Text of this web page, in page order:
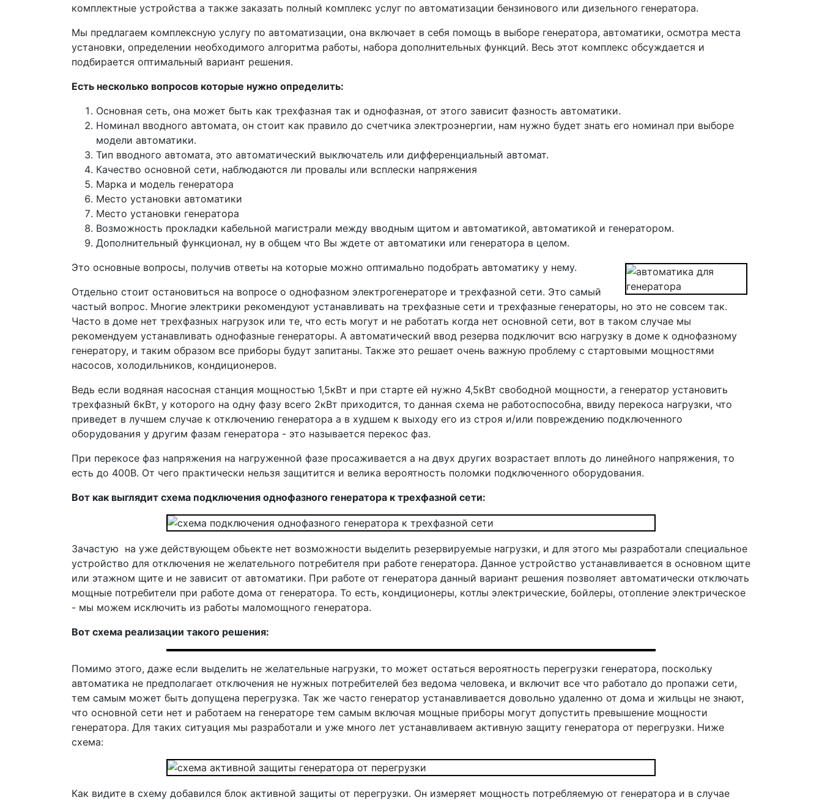
комплектные устройства а также заказать полный комплекс услуг по автоматизации бензинового или дизельного генератора.
Мы предлагаем комплексную услугу по автоматизации, она включает в себя помощь в выборе генератора, автоматики, осмотра места
установки, определении необходимого алгоритма работы, набора дополнительных функций. Весь этот комплекс обсуждается и
подбирается оптимальный вариант решения.
Есть несколько вопросов которые нужно определить:
Основная сеть, она может быть как трехфазная так и однофазная, от этого зависит фазность автоматики.
Номинал вводного автомата, он стоит как правило до счетчика электроэнергии, нам нужно будет знать его номинал при выборе
модели автоматики.
Тип вводного автомата, это автоматический выключатель или дифференциальный автомат.
Качество основной сети, наблюдаются ли провалы или всплески напряжения
Марка и модель генератора
Место установки автоматики
Место установки генератора
Возможность прокладки кабельной магистрали между вводным щитом и автоматикой, автоматикой и генератором.
Дополнительный функционал, ну в общем что Вы ждете от автоматики или генератора в целом.
Это основные вопросы, получив ответы на которые можно оптимально подобрать автоматику у нему.
Отдельно стоит остановиться на вопросе о однофазном электрогенераторе и трехфазной сети. Это самый
частый вопрос. Многие электрики рекомендуют устанавливать на трехфазные сети и трехфазные генераторы, но это не совсем так.
Часто в доме нет трехфазных нагрузок или те, что есть могут и не работать когда нет основной сети, вот в таком случае мы
рекомендуем устанавливать однофазные генераторы. А автоматический ввод резерва подключит всю нагрузку в доме к однофазному
генератору, и таким образом все приборы будут запитаны. Также это решает очень важную проблему с стартовыми мощностями
насосов, холодильников, кондиционеров.
Ведь если водяная насосная станция мощностью 1,5кВт и при старте ей нужно 4,5кВт свободной мощности, а генератор установить
трехфазный 6кВт, у которого на одну фазу всего 2кВт приходится, то данная схема не работоспособна, ввиду перекоса нагрузки, что
приведет в лучшем случае к отключению генератора а в худшем к выходу его из строя и/или повреждению подключенного
оборудования у другим фазам генератора - это называется перекос фаз.
При перекосе фаз напряжения на нагруженной фазе просаживается а на двух других возрастает вплоть до линейного напряжения, то
есть до 400В. От чего практически нельзя защитится и велика вероятность поломки подключенного оборудования.
Вот как выглядит схема подключения однофазного генератора к трехфазной сети:
Зачастую на уже действующем обьекте нет возможности выделить резервируемые нагрузки, и для этого мы разработали специальное
устройство для отключения не желательного потребителя при работе генератора. Данное устройство устанавливается в основном щите
или этажном щите и не зависит от автоматики. При работе от генератора данный вариант решения позволяет автоматически отключать
мощные потребители при работе дома от генератора. То есть, кондиционеры, котлы электрические, бойлеры, отопление электрическое
- мы можем исключить из работы маломощного генератора.
Вот схема реализации такого решения:
Помимо этого, даже если выделить не желательные нагрузки, то может остаться вероятность перегрузки генератора, поскольку
автоматика не предполагает отключения не нужных потребителей без ведома человека, и включит все что работало до пропажи сети,
тем самым может быть допущена перегрузка. Так же часто генератор устанавливается довольно удаленно от дома и жильцы не знают,
что основной сети нет и работаем на генераторе тем самым включая мощные приборы могут допустить превышение мощности
генератора. Для таких ситуация мы разработали и уже много лет устанавливаем активную защиту генератора от перегрузки. Ниже
схема:
Как видите в схему добавился блок активной защиты от перегрузки. Он измеряет мощность потребляемую от генератора и в случае